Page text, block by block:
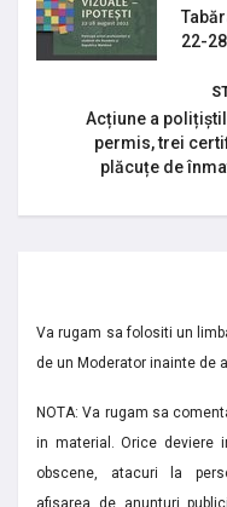
22-
Acțiune a
permis, trei
plăcuțe de
Va rugam sa folositi un
de un Moderator inainte de
NOTA: Va rugam sa
in material. Orice deviere
obscene, atacuri la
afisarea de anunturi